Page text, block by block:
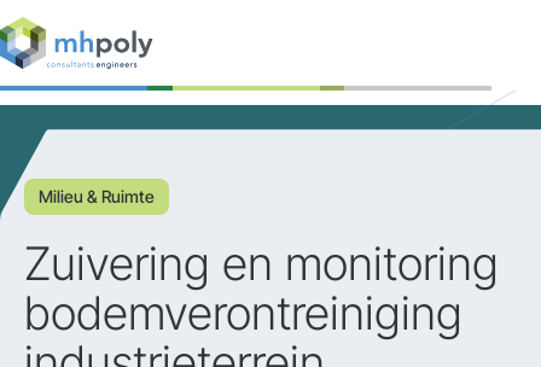
Expertises
Projecten
Werken bij
Contact
Milieu & Ruimte
Zuivering en monitoring
bodemverontreiniging